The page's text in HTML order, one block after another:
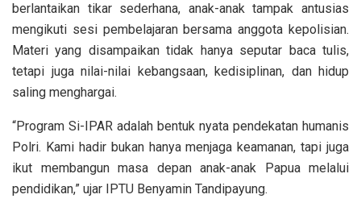
berlantaikan tikar sederhana, anak-anak tampak antusias
mengikuti sesi pembelajaran bersama anggota kepolisian.
Materi yang disampaikan tidak hanya seputar baca tulis,
tetapi juga nilai-nilai kebangsaan, kedisiplinan, dan hidup
saling menghargai.
“Program Si-IPAR adalah bentuk nyata pendekatan humanis
Polri. Kami hadir bukan hanya menjaga keamanan, tapi juga
ikut membangun masa depan anak-anak Papua melalui
pendidikan,” ujar IPTU Benyamin Tandipayung.